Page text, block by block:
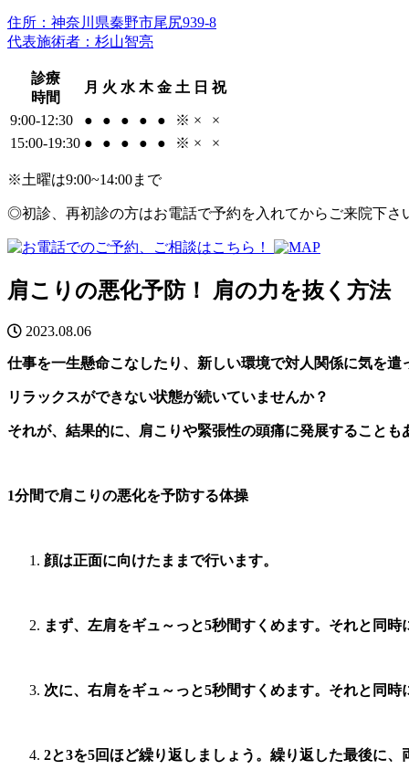
住所：神奈川県秦野市尾尻939-8
代表施術者：杉山智亮
診療
時間
月 火 水 木 金 土 日 祝
9:00-12:30 ● ● ● ● ● ※ ×
×
15:00-19:30 ● ● ● ● ● ※ × ×
※土曜は9:00~14:00まで
◎初診、再初診の方はお電話で予約を入れてからご来院下さ
肩こりの悪化予防！ 肩の力を抜く方法
2023.08.06
仕事を一生懸命こなしたり、新しい環境で対人関係に気を
リラックスができない状態が続いていませんか？
それが、結果的に、肩こりや緊張性の頭痛に発展すること
1分間で肩こりの悪化を予防する体操
顔は正面に向けたままで行います。
まず、左肩をギュ～っと5秒間すくめます。それと同
次に、右肩をギュ～っと5秒間すくめます。それと同
2と3を5回ほど繰り返しましょう。繰り返した最後に